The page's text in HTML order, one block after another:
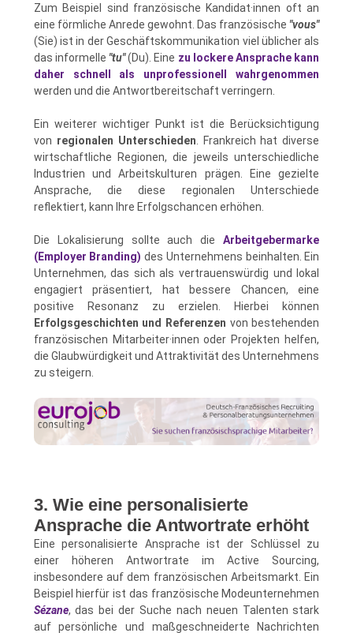
Zum Beispiel sind französische Kandidat·innen oft an
eine förmliche Anrede gewohnt. Das französische "vous"
(Sie) ist in der Geschäftskommunikation viel üblicher als
das informelle "tu"(Du). Eine zu lockere Ansprache kann
daher schnell als unprofessionell wahrgenommen
werden und die Antwortbereitschaft verringern.
Ein weiterer wichtiger Punkt ist die Berücksichtigung
von regionalen Unterschieden. Frankreich hat diverse
wirtschaftliche Regionen, die jeweils unterschiedliche
Industrien und Arbeitskulturen prägen. Eine gezielte
Ansprache, die diese regionalen Unterschiede
reflektiert, kann Ihre Erfolgschancen erhöhen.
Die Lokalisierung sollte auch dieArbeitgebermarke
(Employer Branding) des Unternehmens beinhalten. Ein
Unternehmen, das sich als vertrauenswürdig und lokal
engagiert präsentiert, hat bessere Chancen, eine
positive Resonanz zu erzielen. Hierbei können
Erfolgsgeschichten und Referenzen von bestehenden
französischen Mitarbeiter·innen oder Projekten helfen,
die Glaubwürdigkeit und Attraktivität des Unternehmens
zu steigern.
3. Wie eine personalisierte
Ansprache die Antwortrate erhöht
Eine personalisierte Ansprache ist der Schlüssel zu
einer höheren Antwortrate im Active Sourcing,
insbesondere auf dem französischen Arbeitsmarkt. Ein
Beispiel hierfür ist das französische Modeunternehmen
Sézane, das bei der Suche nach neuen Talenten stark
auf persönliche und maßgeschneiderte Nachrichten